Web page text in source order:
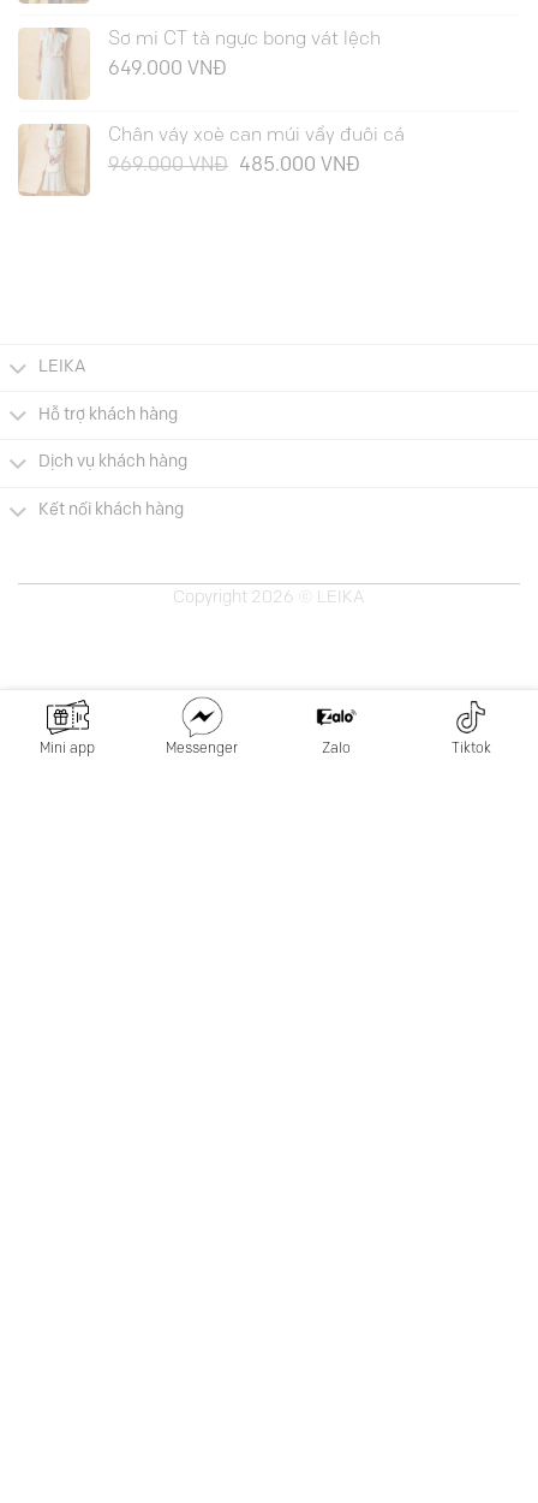
Sơ mi CT tà ngực bong vát lệch
649.000 VNĐ
Chân váy xoè can múi vẩy đuôi cá
969.000VNĐ
Giá
485.000 VNĐGiá
LEIKA
Hỗ trợ khách hàng
Dịch vụ khách hàng
Kết nối khách hàng
Copyright 2026 © LEIKA
Mini app Messenger Zalo Tiktok